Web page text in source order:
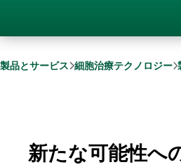
製品とサービス 細胞治療テクノロジー
新たな可能性へ